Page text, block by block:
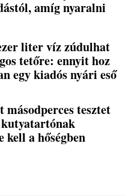
amíg nyaralni
liter víz zúdulhat
tetőre: ennyit hoz
egy kiadós nyári eső
másodperces tesztet
kell a hőségben